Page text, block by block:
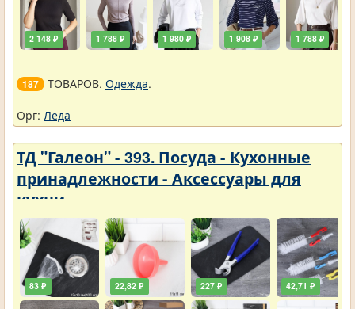
2 148 ₽ 1 788 ₽ 1 980 ₽ 1 908 ₽ 1 788 ₽
187 ТОВАРОВ. Одежда.
Орг: Леда
ТД "Галеон" - 393. Посуда - Кухонные
принадлежности - Аксессуары для
кухни
83 ₽ 22,82 ₽ 227 ₽ 42,71 ₽